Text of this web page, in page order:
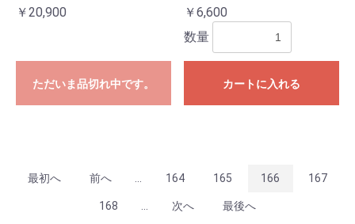
￥20,900
ただいま品切れ中です。
￥6,600
数量
カートに入れる
最初へ 前へ 164 165 166 167
168 次へ 最後へ